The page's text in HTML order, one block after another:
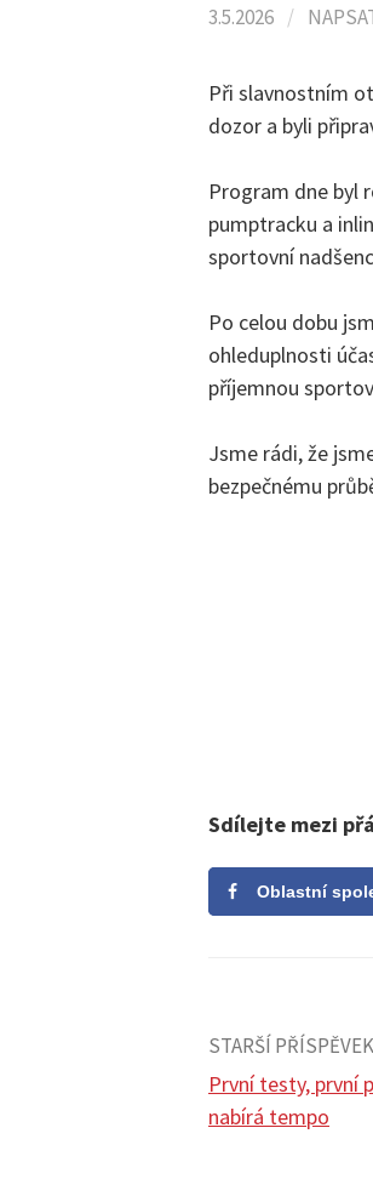
3.5.2026 /
Při slavnostním
dozor a byli
Program dne byl
pumptracku a
sportovní
Po celou dobu
ohleduplnosti
příjemnou
Jsme rádi, že
bezpečnému
Sdílejte mezi
Oblastní
STARŠÍ PŘÍSPĚVEK
První testy, první
nabírá tempo